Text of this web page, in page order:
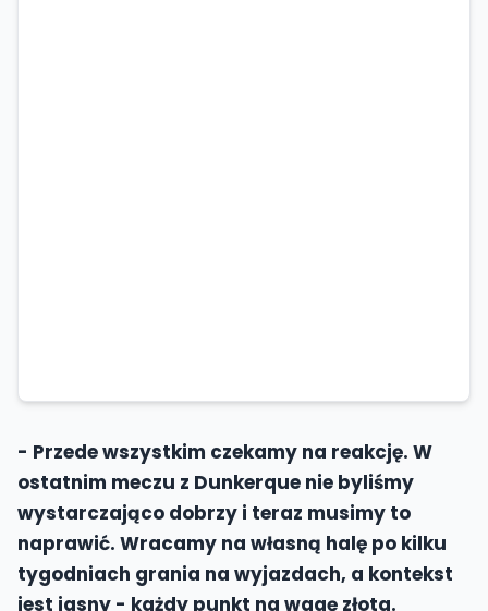
- Przede wszystkim czekamy na reakcję. W
ostatnim meczu z Dunkerque nie byliśmy
wystarczająco dobrzy i teraz musimy to
naprawić. Wracamy na własną halę po kilku
tygodniach grania na wyjazdach, a kontekst
jest jasny - każdy punkt na wagę złota.